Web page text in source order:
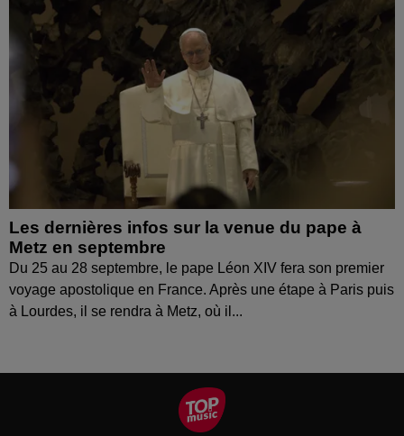
Les dernières infos sur la venue du pape à
Metz en septembre
Du 25 au 28 septembre, le pape Léon XIV fera son premier
voyage apostolique en France. Après une étape à Paris puis
à Lourdes, il se rendra à Metz, où il...